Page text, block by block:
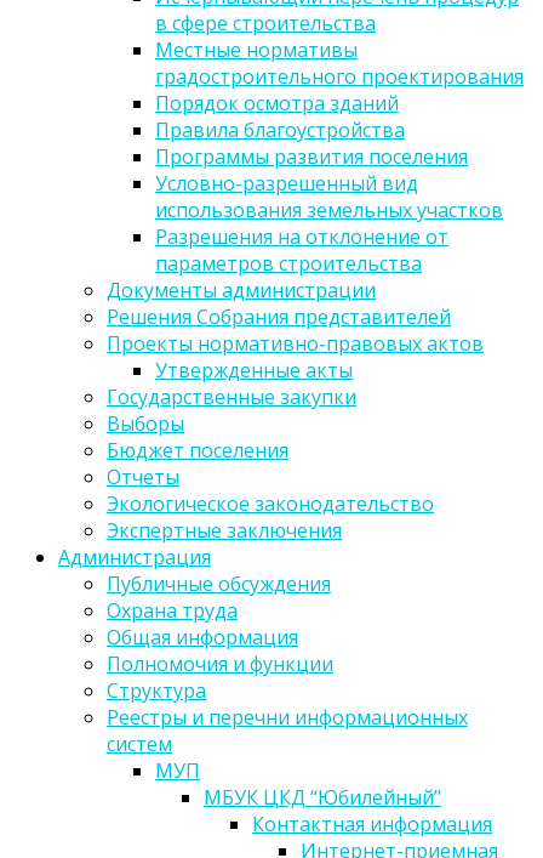
в сфере строительства
Местные нормативы
градостроительного проектирования
Порядок осмотра зданий
Правила благоустройства
Программы развития поселения
Условно-разрешенный вид
использования земельных участков
Разрешения на отклонение от
параметров строительства
Документы администрации
Решения Собрания представителей
Проекты нормативно-правовых актов
Утвержденные акты
Государственные закупки
Выборы
Бюджет поселения
Отчеты
Экологическое законодательство
Экспертные заключения
Администрация
Публичные обсуждения
Охрана труда
Общая информация
Полномочия и функции
Структура
Реестры и перечни информационных
систем
МУП
МБУК ЦКД “Юбилейный”
Контактная информация
Интернет-приемная